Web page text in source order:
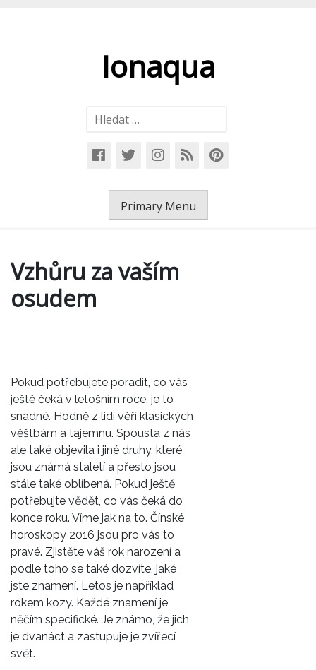
Ionaqua
Vyhledávání
Primary Menu
Vzhůru za vaším
osudem
Pokud potřebujete poradit, co vás
ještě čeká v letošním roce, je to
snadné. Hodně z lidí věří klasických
věštbám a tajemnu. Spousta z nás
ale také objevila i jiné druhy, které
jsou známá staletí a přesto jsou
stále také oblíbená. Pokud ještě
potřebujte vědět, co vás čeká do
konce roku. Víme jak na to. Čínské
horoskopy 2016 jsou pro vás to
pravé. Zjistěte váš rok narození a
podle toho se také dozvíte, jaké
jste znamení. Letos je například
rokem kozy. Každé znamení je
něčím specifické. Je známo, že jich
je dvanáct a zastupuje je zvířecí
svět.